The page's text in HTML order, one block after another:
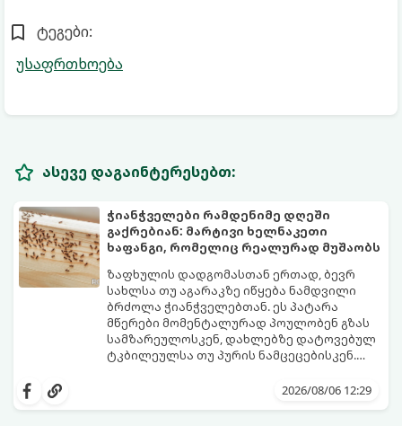
ტეგები:
უსაფრთხოება
ასევე დაგაინტერესებთ:
ჭიანჭველები რამდენიმე დღეში
გაქრებიან: მარტივი ხელნაკეთი
ხაფანგი, რომელიც რეალურად მუშაობს
ზაფხულის დადგომასთან ერთად, ბევრ
სახლსა თუ აგარაკზე იწყება ნამდვილი
ბრძოლა ჭიანჭველებთან. ეს პატარა
მწერები მომენტალურად პოულობენ გზას
სამზარეულოსკენ, დახლებზე დატოვებულ
ტკბილეულსა თუ პურის ნამცეცებისკენ.
სპრეი და შხამქიმიკატი იყიდება, თუმცა
მარტივი, უსაფრთხო და იაფი2026/08/06 12:29